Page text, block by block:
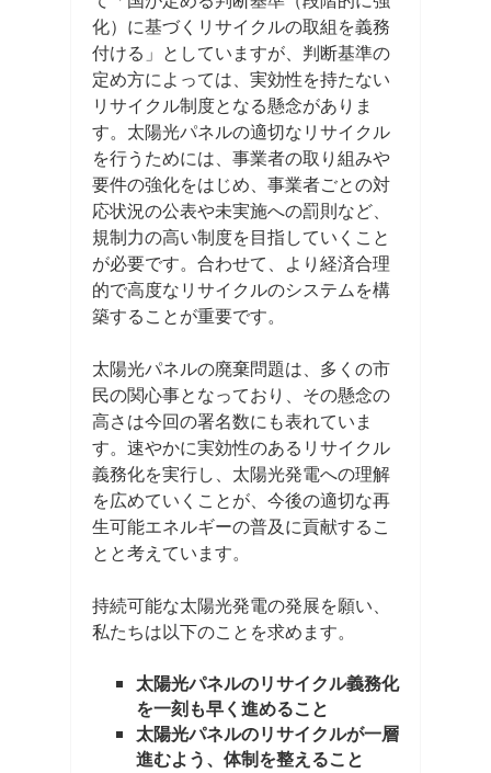
化）に基づくリサイクルの取組を義務
付ける」としていますが、判断基準の
定め方によっては、実効性を持たない
リサイクル制度となる懸念がありま
す。太陽光パネルの適切なリサイクル
を行うためには、事業者の取り組みや
要件の強化をはじめ、事業者ごとの対
応状況の公表や未実施への罰則など、
規制力の高い制度を目指していくこと
が必要です。合わせて、より経済合理
的で高度なリサイクルのシステムを構
築することが重要です。
太陽光パネルの廃棄問題は、多くの市
民の関心事となっており、その懸念の
高さは今回の署名数にも表れていま
す。速やかに実効性のあるリサイクル
義務化を実行し、太陽光発電への理解
を広めていくことが、今後の適切な再
生可能エネルギーの普及に貢献するこ
とと考えています。
持続可能な太陽光発電の発展を願い、
私たちは以下のことを求めます。
太陽光パネルのリサイクル義務化
を一刻も早く進めること
太陽光パネルのリサイクルが一層
進むよう、体制を整えること